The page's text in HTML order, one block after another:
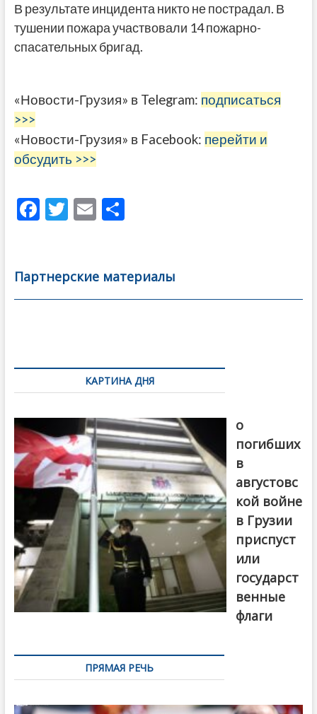
В результате инцидента никто не пострадал. В
тушении пожара участвовали 14 пожарно-
спасательных бригад.
«Новости-Грузия» в Telegram: подписаться
>>>
«Новости-Грузия» в Facebook: перейти и
обсудить >>>
F
b
o
T
er
E
l
О
а
в
Партнерские материалы
по
записямКАРТИНА ДНЯ
о
погибших
в
августовс
кой войне
в Грузии
приспуст
или
государст
венные
флаги
ПРЯМАЯ РЕЧЬ